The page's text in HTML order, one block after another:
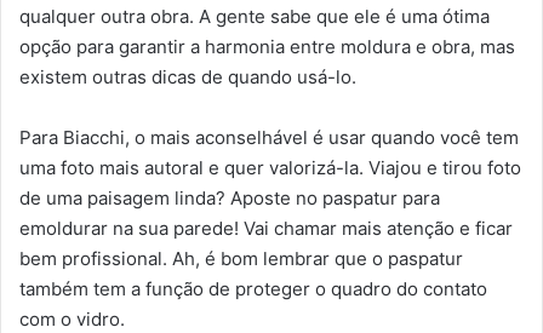
qualquer outra obra. A gente sabe que ele é uma ótima
opção para garantir a harmonia entre moldura e obra, mas
existem outras dicas de quando usá-lo.
Para Biacchi, o mais aconselhável é usar quando você tem
uma foto mais autoral e quer valorizá-la. Viajou e tirou foto
de uma paisagem linda? Aposte no paspatur para
emoldurar na sua parede! Vai chamar mais atenção e ficar
bem profissional. Ah, é bom lembrar que o paspatur
também tem a função de proteger o quadro do contato
com o vidro.